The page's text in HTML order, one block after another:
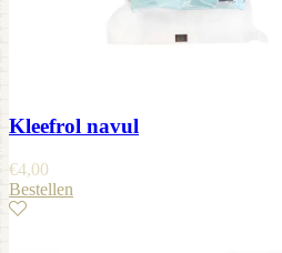
Kleefrol navul
€4,00
Bestellen